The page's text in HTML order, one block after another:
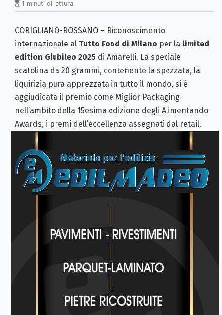
1 minuti di lettura
CORIGLIANO-ROSSANO – Riconoscimento
internazionale al Tutto Food di Milano per la limited
edition Giubileo 2025 di Amarelli. La speciale
scatolina da 20 grammi, contenente la spezzata, la
liquirizia pura apprezzata in tutto il mondo, si è
aggiudicata il premio come Miglior Packaging
nell’ambito della 15esima edizione degli Alimentando
Awards, i premi dell’eccellenza assegnati dal retail.